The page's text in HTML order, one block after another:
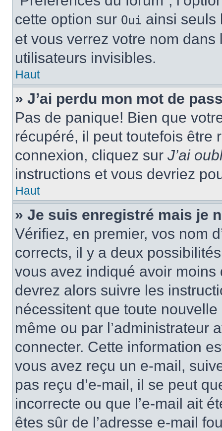
cette option sur Oui ainsi seuls
et vous verrez votre nom
utilisateurs invisibles.
Haut
» J’ai perdu mon mot de
Pas de panique! Bien que
récupéré, il peut toutefois être
connexion, cliquez sur J’ai
instructions et vous devriez
Haut
» Je suis enregistré mais je
Vérifiez, en premier, vos nom
corrects, il y a deux
vous avez indiqué avoir moins
devrez alors suivre les
nécessitent que toute
même ou par l’administrateur
connecter. Cette information
vous avez reçu un e-mail,
pas reçu d’e-mail, il se peut
incorrecte ou que l’e-mail ait
êtes sûr de l’adresse e-mail